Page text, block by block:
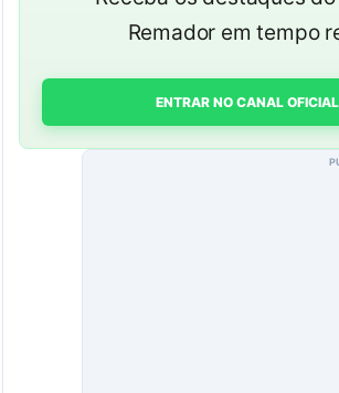
Remador em tempo
ENTRAR NO CANAL OFICIAL